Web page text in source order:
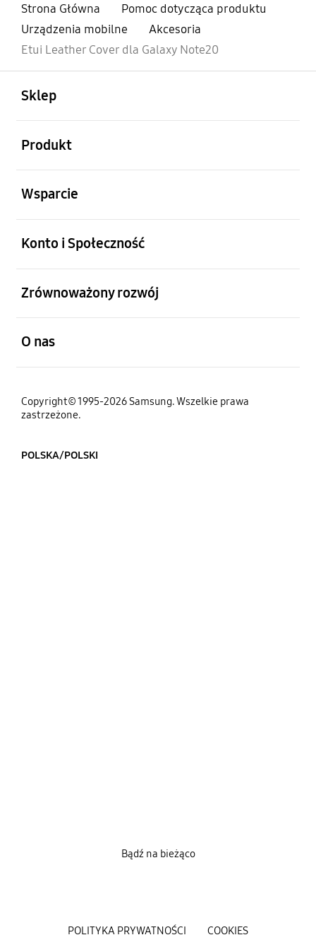
Strona Główna
Pomoc dotycząca produktu
Urządzenia mobilne
Akcesoria
Etui Leather Cover dla Galaxy Note20
Sklep
Produkt
Wsparcie
Konto i Społeczność
Zrównoważony rozwój
O nas
Copyright© 1995-2026 Samsung. Wszelkie prawa
zastrzeżone.
POLSKA/POLSKI
POLITYKA PRYWATNOŚCI COOKIES
Bądź na bieżąco